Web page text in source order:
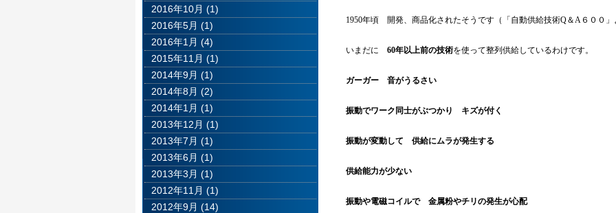
1950年頃 開発、商品化されたそうです（「自動供給技術Q＆A６００」
いまだに 60年以上前の技術を使って整列供給しているわけです。
ガーガー 音がうるさい
振動でワーク同士がぶつかり キズが付く
振動が変動して 供給にムラが発生する
供給能力が少ない
振動や電磁コイルで 金属粉やチリの発生が心配
2016年10月 (1)
2016年5月 (1)
2016年1月 (4)
2015年11月 (1)
2014年9月 (1)
2014年8月 (2)
2014年1月 (1)
2013年12月 (1)
2013年7月 (1)
2013年6月 (1)
2013年3月 (1)
2012年11月 (1)
2012年9月 (14)